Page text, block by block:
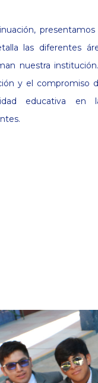
las diferentes
nuestra
y el compromiso
educativa en